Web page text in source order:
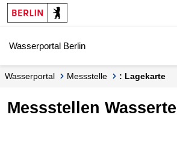
Springe zur Navigation
Springe zum Inhalt
Wasserportal Berlin
Wasserportal Messstelle : Lagekarte
Messstellen